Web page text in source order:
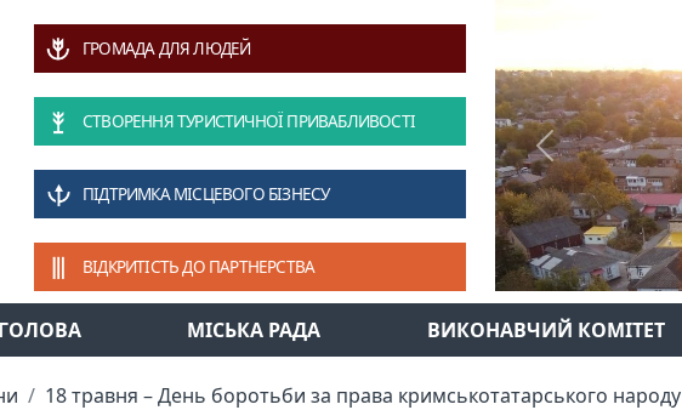
ГРОМАДА ДЛЯ ЛЮДЕЙ
СТВОРЕННЯ ТУРИСТИЧНОЇ ПРИВАБЛИВОСТІ
ПІДТРИМКА МІСЦЕВОГО БІЗНЕСУ
ВІДКРИТІСТЬ ДО ПАРТНЕРСТВА
Previous
МІСЬКА РАДА ВИКОНАВЧИЙ КОМІТЕТ
18 травня – День боротьби за права кримськотатарського народу